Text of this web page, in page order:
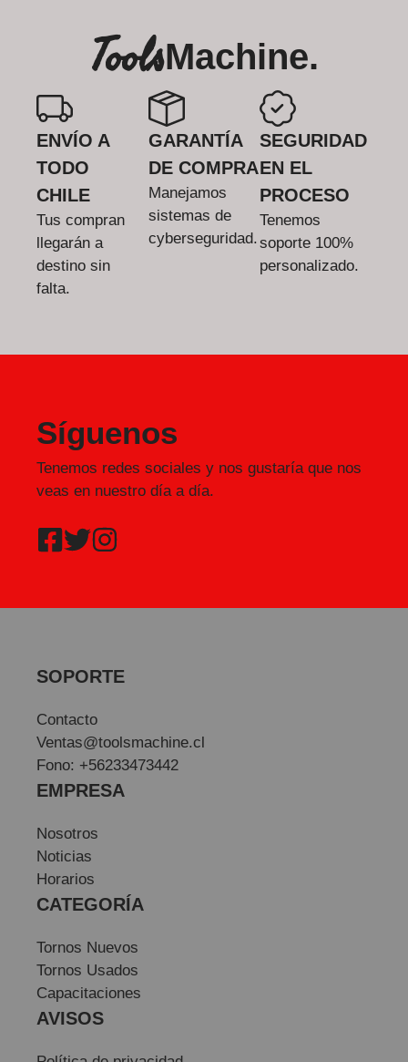
ToolsMachine.
ENVÍO A
TODO
CHILE
Tus compran
llegarán a
destino sin
falta.
GARANTÍA
DE COMPRA
Manejamos
sistemas de
cyberseguridad.
SEGURIDAD
EN EL
PROCESO
Tenemos
soporte 100%
personalizado.
Síguenos
Tenemos redes sociales y nos gustaría que nos
veas en nuestro día a día.
SOPORTE
Contacto
Ventas@toolsmachine.cl
Fono: +56233473442
EMPRESA
Nosotros
Noticias
Horarios
CATEGORÍA
Tornos Nuevos
Tornos Usados
Capacitaciones
AVISOS